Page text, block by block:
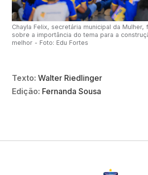
Chayla Felix, secretária municipal da Mulher,
sobre a importância do tema para a
melhor - Foto: Edu Fortes
Texto: Walter Riedlinger
Edição: Fernanda Sousa